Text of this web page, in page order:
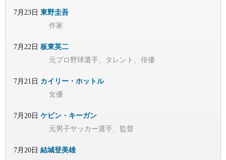
7月23日 東野圭吾
作家
7月22日 板東英二
元プロ野球選手、タレント、俳優
7月21日 カイリー・ホットル
女優
7月20日 ケビン・キーガン
元男子サッカー選手、監督
7月20日 結城登美雄